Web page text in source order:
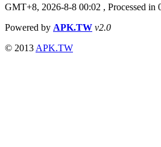
GMT+8, 2026-8-8 00:02 , Processed in
Powered by APK.TW v2.0
© 2013 APK.TW